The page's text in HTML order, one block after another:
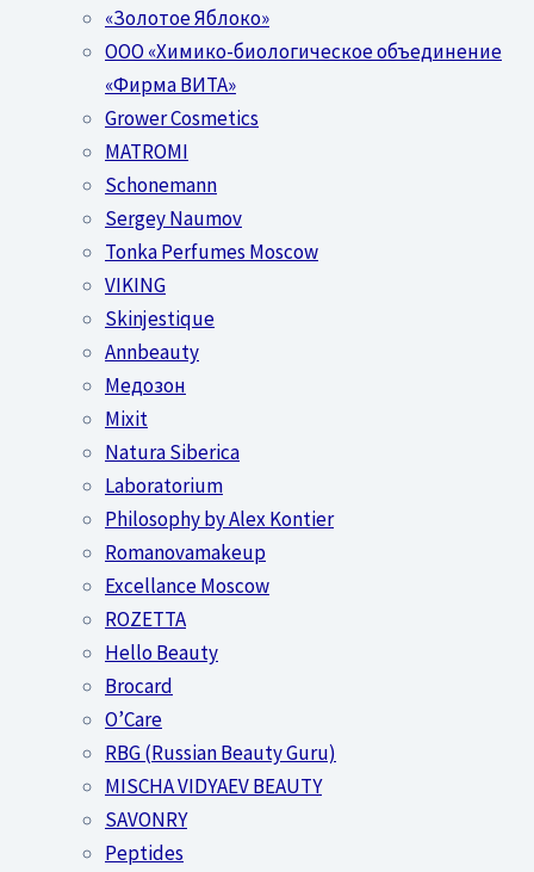
«Золотое Яблоко»
OOO «Химико-биологическое объединение
«Фирма ВИТА»
Grower Cosmetics
MATROMI
Schonemann
Sergey Naumov
Tonka Perfumes Moscow
VIKING
Skinjestique
Annbeauty
Медозон
Mixit
Natura Siberica
Laboratorium
Philosophy by Alex Kontier
Romanovamakeup
Excellance Moscow
ROZETTA
Hello Beauty
Brocard
O’Care
RBG (Russian Beauty Guru)
MISCHA VIDYAEV BEAUTY
SAVONRY
Peptides